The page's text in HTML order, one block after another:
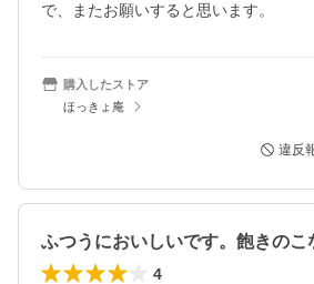
で、またお願いすると思います。
購入したストア
ほっきょ庵
違反
4